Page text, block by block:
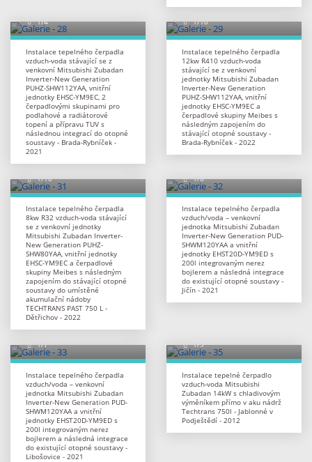
Instalace tepelného čerpadla
vzduch-voda stávající se z
venkovní Mitsubishi Zubadan
Inverter-New Generation
PUHZ-SHW112YAA, vnitřní
jednotky EHSC-YM9EC, 2
čerpadlovými skupinami pro
podlahové a radiátorové
topení a přípravu TUV s
následnou integrací do otopné
soustavy - Brada-Rybníček -
2021
Instalace tepelného čerpadla
12kw R410 vzduch-voda
stávající se z venkovní
jednotky Mitsubishi Zubadan
Inverter-New Generation
PUHZ-SHW112YAA, vnitřní
jednotky EHSC-YM9EC a
čerpadlové skupiny Meibes s
následným zapojením do
stávající otopné soustavy -
Brada-Rybníček - 2022
Instalace tepelného čerpadla
8kw R32 vzduch-voda stávající
se z venkovní jednotky
Mitsubishi Zubadan Inverter-
New Generation PUHZ-
SHW80YAA, vnitřní jednotky
EHSC-YM9EC a čerpadlové
skupiny Meibes s následným
zapojením do stávající otopné
soustavy do umístěné
akumulační nádoby
TECHTRANS PAST 750 L -
Dětřichov - 2022
Instalace tepelného čerpadla
vzduch/voda – venkovní
jednotka Mitsubishi Zubadan
Inverter-New Generation PUD-
SHWM120YAA a vnitřní
jednotky EHST20D-YM9ED s
200l integrovaným nerez
bojlerem a následná integrace
do existující otopné soustavy -
Jičín - 2021
Instalace tepelného čerpadla
vzduch/voda – venkovní
jednotka Mitsubishi Zubadan
Inverter-New Generation PUD-
SHWM120YAA a vnitřní
jednotky EHST20D-YM9ED s
200l integrovaným nerez
bojlerem a následná integrace
do existující otopné soustavy -
Libošovice - 2021
Instalace tepelné čerpadlo
vzduch-voda Mitsubishi
Zubadan 14kW s chladivovým
výměníkem přímo v aku nádrž
Techtrans 750l - Jablonné v
Podještědí - 2012